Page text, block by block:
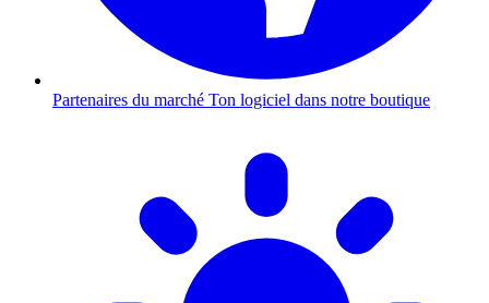
Partenaires du marché Ton logiciel dans notre boutique